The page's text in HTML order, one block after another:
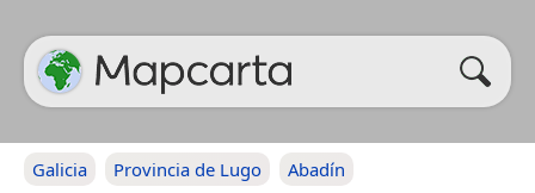
Galicia Provincia de Lugo Abadín